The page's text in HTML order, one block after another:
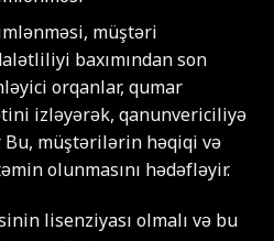
müştəri
baxımından son
orqanlar, qumar
izləyərək, qanunvericiliyə
müştərilərin həqiqi və
olunmasını hədəfləyir.
lisenziyası olmalı və bu